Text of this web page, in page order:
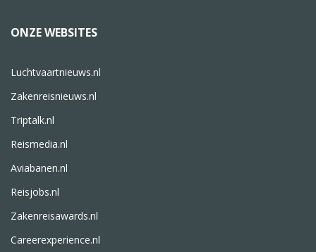
ONZE WEBSITES
Luchtvaartnieuws.nl
Zakenreisnieuws.nl
Triptalk.nl
Reismedia.nl
Aviabanen.nl
Reisjobs.nl
Zakenreisawards.nl
Careerexperience.nl